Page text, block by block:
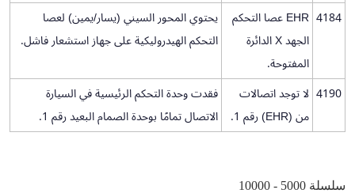
4184
EHR عصا التحكم
الجهد X الدائرة
المفتوحة.
يحتوي المحور السيني (يسار/يمين) لعصا
التحكم الهيدروليكية على جهاز استشعار فاشل.
4190 لا توجد اتصالات
من (EHR) رقم 1.
فقدت وحدة التحكم الرئيسية في السيارة
الاتصال تمامًا بوحدة الصمام البعيد رقم 1.
سلسلة 5000 - 10000